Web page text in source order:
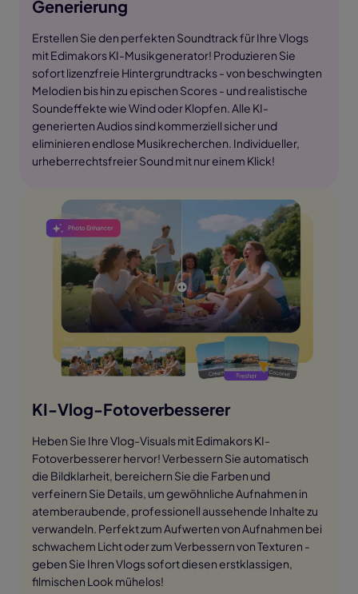
Generierung
Erstellen Sie den perfekten Soundtrack für Ihre Vlogs
mit Edimakors KI-Musikgenerator! Produzieren Sie
sofort lizenzfreie Hintergrundtracks - von beschwingten
Melodien bis hin zu epischen Scores - und realistische
Soundeffekte wie Wind oder Klopfen. Alle KI-
generierten Audios sind kommerziell sicher und
eliminieren endlose Musikrecherchen. Individueller,
urheberrechtsfreier Sound mit nur einem Klick!
KI-Vlog-Fotoverbesserer
Heben Sie Ihre Vlog-Visuals mit Edimakors KI-
Fotoverbesserer hervor! Verbessern Sie automatisch
die Bildklarheit, bereichern Sie die Farben und
verfeinern Sie Details, um gewöhnliche Aufnahmen in
atemberaubende, professionell aussehende Inhalte zu
verwandeln. Perfekt zum Aufwerten von Aufnahmen bei
schwachem Licht oder zum Verbessern von Texturen -
geben Sie Ihren Vlogs sofort diesen erstklassigen,
filmischen Look mühelos!